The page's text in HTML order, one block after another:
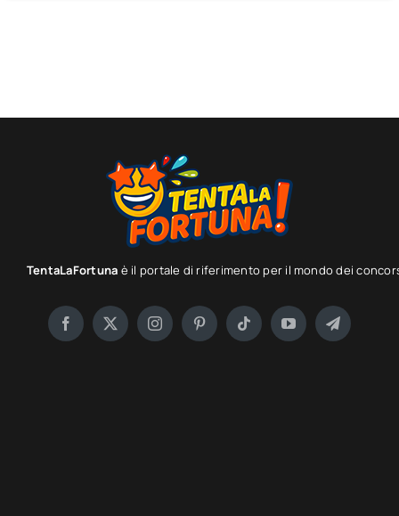
TentaLaFortuna è il portale di riferimento per il mondo dei